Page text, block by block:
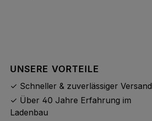
UNSERE VORTEILE
✓ Schneller & zuverlässiger Versand
✓ Über 40 Jahre Erfahrung im
Ladenbau